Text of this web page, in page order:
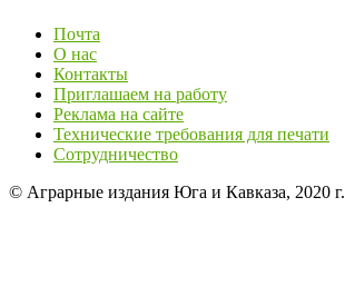
Почта
О нас
Контакты
Приглашаем на работу
Реклама на сайте
Технические требования для печати
Сотрудничество
© Аграрные издания Юга и Кавказа, 2020 г.